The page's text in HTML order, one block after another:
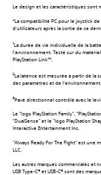
Le design et les caractéristiques sont
*La compatibilité PC pour le joystick
d'utilisateurs après la sortie de ce
1La durée de vie individuelle de la
l'environnement. Testé sur du
PlayStation Link™.
2La latence est mesurée à partir de la
des paramètres et de
3Pavé directionnel contrôlé avec le
Le "logo PlayStation Family",
"DualSense" et le "logo PlayStation
Interactive Entertainment Inc.
"Always Ready For The Fight" est une
LLC.
Les autres marques commerciales et
USB Type-C® et USB-C® sont des